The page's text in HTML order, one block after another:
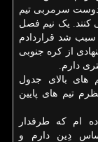
دوست سرمربی تیم
کنند. یک نیم فصل
سبب شد قراردادم
از کره جنوبی
دارم.
های بالای جدول
تیم های پایین
ام که طرفدار
دِین دارم و